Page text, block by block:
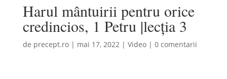
Harul mântuirii pentru orice
credincios, 1 Petru |lecția 3
de precept.ro| mai 17, 2022| Video| 0 comentarii